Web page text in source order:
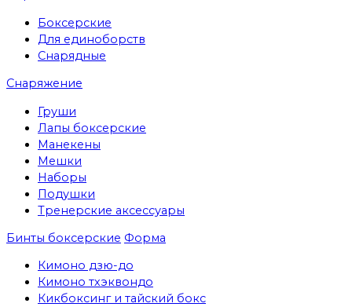
Боксерские
Для единоборств
Снарядные
Снаряжение
Груши
Лапы боксерские
Манекены
Мешки
Наборы
Подушки
Тренерские аксессуары
Бинты боксерские Форма
Кимоно дзю-до
Кимоно тхэквондо
Кикбоксинг и тайский бокс